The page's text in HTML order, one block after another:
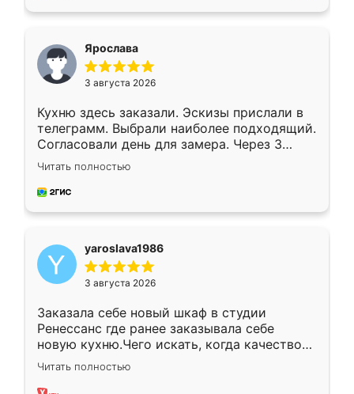
Ярослава
3 августа 2026
Кухню здесь заказали. Эскизы прислали в
телеграмм. Выбрали наиболее подходящий.
Согласовали день для замера. Через 3
недели кухня была уже готова. Остались
довольны работой. Спасибо Ренессанс
мебель за качественную работу!
Читать полностью
yaroslava1986
3 августа 2026
Заказала себе новый шкаф в студии
Ренессанс где ранее заказывала себе
новую кухню.Чего искать, когда качеством
вполне довольна. Служит кухня уже почти
два года, нареканий нет.
Читать полностью